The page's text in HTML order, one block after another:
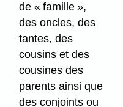
de « famille »,
des oncles, des
tantes, des
cousins et des
cousines des
parents ainsi que
des conjoints ou